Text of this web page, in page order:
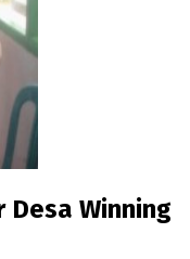
Desa Winning